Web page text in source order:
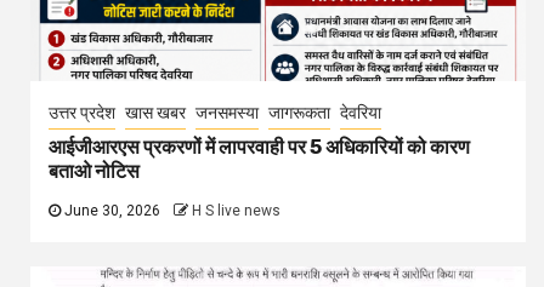
उत्तर प्रदेश खास खबर जनसमस्या जागरूकता देवरिया
आईजीआरएस प्रकरणों में लापरवाही पर 5 अधिकारियों को कारण
बताओ नोटिस
June 30, 2026 H S live news